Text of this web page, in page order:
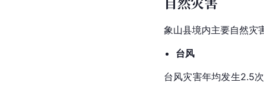
象山县境内主要自然灾
台风
台风灾害年均发生2.5